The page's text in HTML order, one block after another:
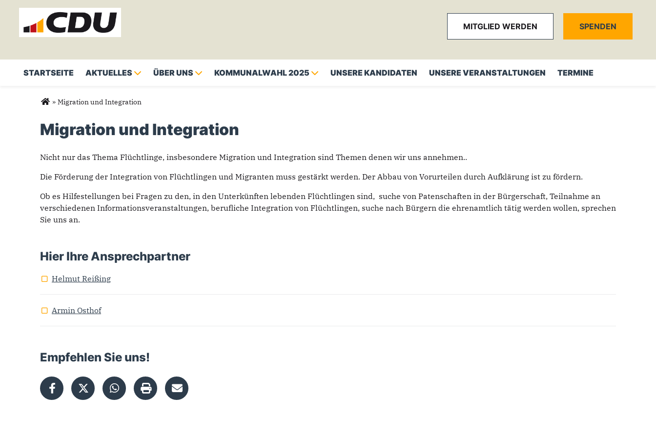
MITGLIED WERDEN SPENDEN
STARTSEITE AKTUELLES ÜBER UNS KOMMUNALWAHL 2025 UNSERE KANDIDATEN UNSERE VERANSTALTUNGEN TERMINE
Sie sind hier
» Migration und Integration
Migration und Integration
Nicht nur das Thema Flüchtlinge, insbesondere Migration und Integration sind Themen denen wir uns annehmen..
Die Förderung der Integration von Flüchtlingen und Migranten muss gestärkt werden. Der Abbau von Vorurteilen durch Aufklärung ist zu fördern.
Ob es Hilfestellungen bei Fragen zu den, in den Unterkünften lebenden Flüchtlingen sind, suche von Patenschaften in der Bürgerschaft, Teilnahme an
verschiedenen Informationsveranstaltungen, berufliche Integration von Flüchtlingen, suche nach Bürgern die ehrenamtlich tätig werden wollen, sprechen
Sie uns an.
Hier Ihre Ansprechpartner
Helmut Reißing
Armin Osthof
Empfehlen Sie uns!